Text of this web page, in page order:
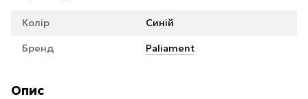
Колір Синій
Бренд Paliament
Опис